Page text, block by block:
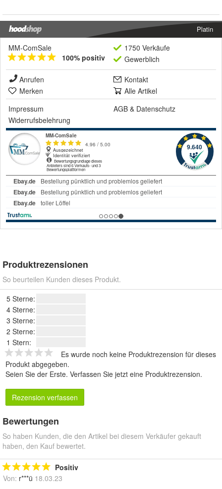
Platin
MM-ComSale
100% positiv
1750 Verkäufe
Gewerblich
Anrufen
Kontakt
Merken
Alle Artikel
Impressum
AGB & Datenschutz
Widerrufsbelehrung
Produktrezensionen
So beurteilen Kunden dieses Produkt.
5 Sterne:
4 Sterne:
3 Sterne:
2 Sterne:
1 Stern:
Es wurde noch keine Produktrezension für dieses
Produkt abgegeben.
Seien Sie der Erste. Verfassen Sie jetzt eine Produktrezension.
Rezension verfassen
Bewertungen
So haben Kunden, die den Artikel bei diesem Verkäufer gekauft
haben, den Kauf bewertet.
Positiv
Von: r***ü 18.03.23